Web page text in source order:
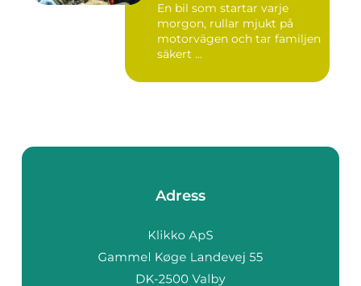
En bil som startar varje
morgon, rullar mjukt på
motorvägen och tar familjen
säkert ...
Adress